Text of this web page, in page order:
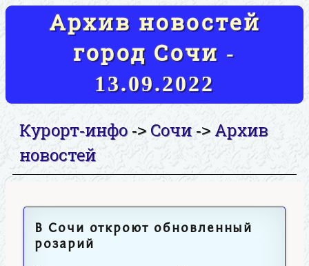
Архив новостей
город Сочи -
13.09.2022
Курорт-инфо-> Сочи->Архив
новостей
В Сочи откроют обновленный
розарий